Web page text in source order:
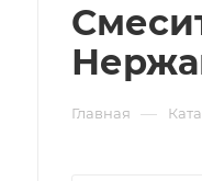
Главная —